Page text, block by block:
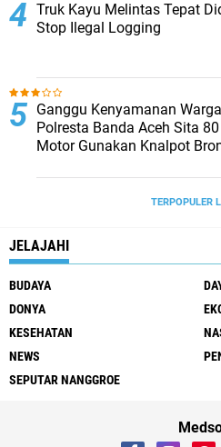
Truk Kayu Melintas Tepat
Stop Ilegal Logging
Ganggu Kenyamanan
Polresta Banda Aceh Sita
Motor Gunakan Knalpot
TERPOPULER
JELAJAHI
BUDAYA
DONYA
KESEHATAN
NEWS
SEPUTAR NANGGROE